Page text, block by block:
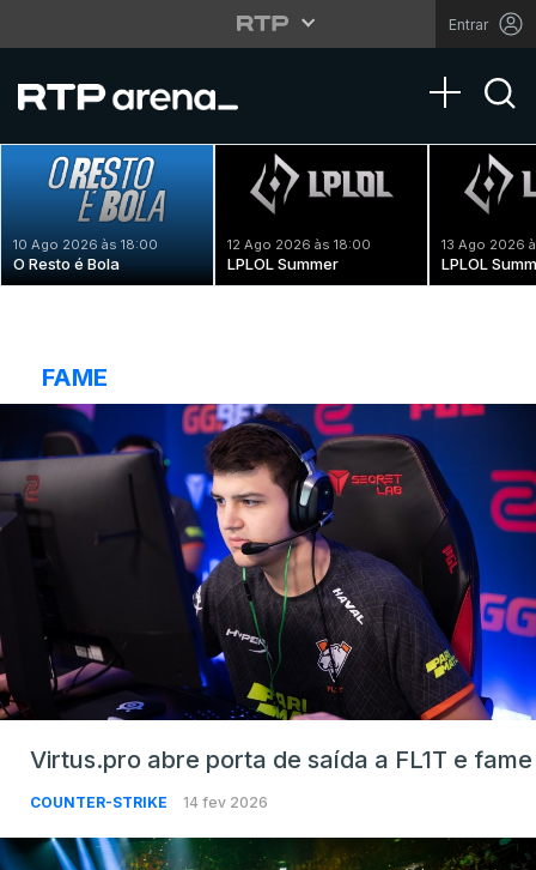
Entrar
Toggle
10 Ago 2026 às 18:00
O Resto é Bola
12 Ago 2026 às 18:00
LPLOL Summer
13 Ago 2026
LPLOL
FAME
Virtus.pro abre porta de saída a FL1T e fame
COUNTER-STRIKE 14 fev 2026